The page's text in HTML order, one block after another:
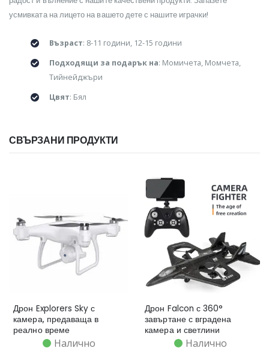
усмивката на лицето на вашето дете с нашите играчки!
Възраст: 8-11 години, 12-15 години
Подходящи за подарък на: Момичета, Момчета,
Тийнейджъри
Цвят: Бял
СВЪРЗАНИ ПРОДУКТИ
Дрон Explorers Sky с
камера, предаваща в
реално време
Налично
Дрон Falcon с 360°
завъртане с вградена
камера и светлини
Налично